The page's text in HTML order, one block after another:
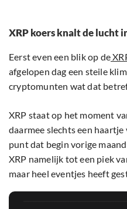
XRP koers knalt de lucht
Eerst even een blik op de
afgelopen dag een steile
cryptomunten wat dat
XRP staat op het moment
daarmee slechts een
punt dat begin vorige
XRP namelijk tot een piek
maar heel eventjes heeft